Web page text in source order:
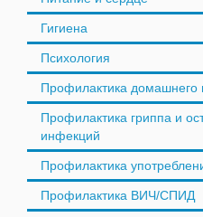
Гигиена
Психология
Профилактика домашнего
Профилактика гриппа и
инфекций
Профилактика
Профилактика ВИЧ/СПИД